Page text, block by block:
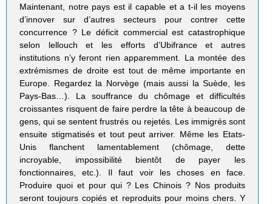
Maintenant, notre pays est il capable et a t-il les moyens
d’innover sur d’autres secteurs pour contrer cette
concurrence ? Le déficit commercial est catastrophique
selon lellouch et les efforts d’Ubifrance et autres
institutions n’y feront rien apparemment. La montée des
extrémismes de droite est tout de même importante en
Europe. Regardez la Norvège (mais aussi la Suède, les
Pays-Bas…). La souffrance du chômage et difficultés
croissantes risquent de faire perdre la tête à beaucoup de
gens, qui se sentent frustrés ou rejetés. Les immigrés sont
ensuite stigmatisés et tout peut arriver. Même les Etats-
Unis flanchent lamentablement (chômage, dette
incroyable, impossibilité bientôt de payer les
fonctionnaires, etc.). Il faut voir les choses en face.
Produire quoi et pour qui ? Les Chinois ? Nos produits
seront toujours copiés et reproduits pour moins chers. Y